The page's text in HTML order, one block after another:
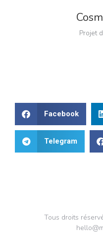
Projet
Facebook
Telegram
Tous droits